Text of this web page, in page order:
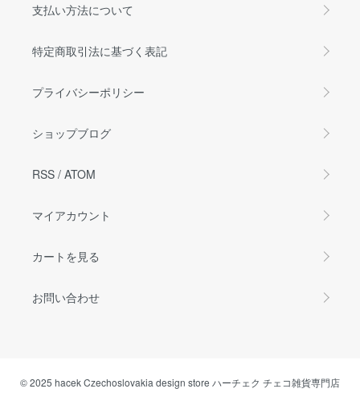
支払い方法について
特定商取引法に基づく表記
プライバシーポリシー
ショップブログ
RSS / ATOM
マイアカウント
カートを見る
お問い合わせ
© 2025 hacek Czechoslovakia design store ハーチェク チェコ雑貨専門店